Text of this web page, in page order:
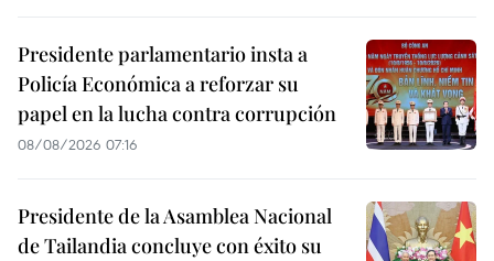
Presidente parlamentario insta a
Policía Económica a reforzar su
papel en la lucha contra corrupción
08/08/2026 07:16
Presidente de la Asamblea Nacional
de Tailandia concluye con éxito su